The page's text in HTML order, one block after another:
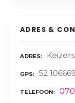
ADRES &
ADRES
GPS
TELEFOON